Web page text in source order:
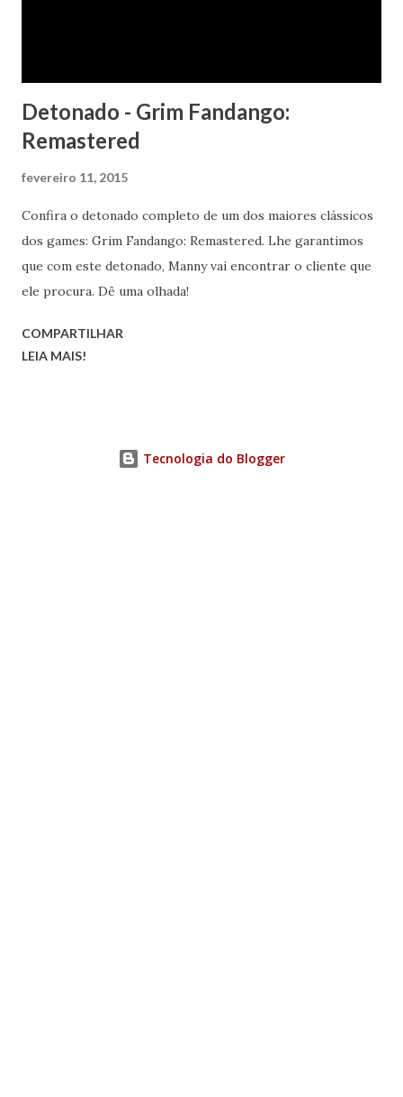
Detonado - Grim Fandango:
Remastered
fevereiro 11, 2015
Confira o detonado completo de um dos maiores clássicos
dos games: Grim Fandango: Remastered. Lhe garantimos
que com este detonado, Manny vai encontrar o cliente que
ele procura. Dê uma olhada!
COMPARTILHAR
LEIA MAIS!
Tecnologia do Blogger